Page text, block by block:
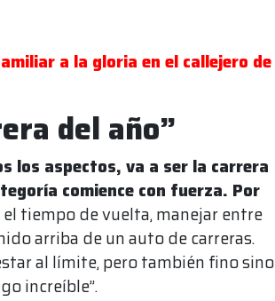
a la gloria en el callejero de
del año”
los aspectos, va a ser la carrera
comience con fuerza. Por
tiempo de vuelta, manejar entre
arriba de un auto de carreras.
al límite, pero también fino sino
increíble”.